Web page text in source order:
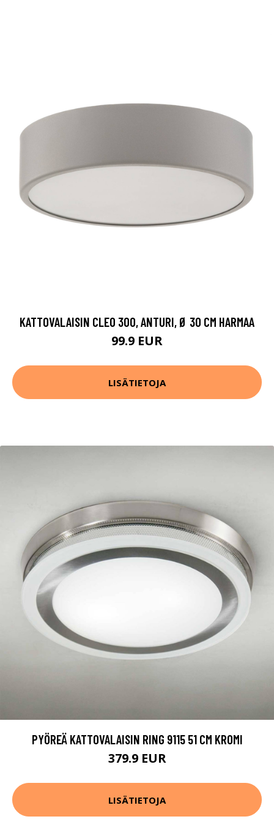
KATTOVALAISIN CLEO 300, ANTURI, Ø 30 CM HARMAA
99.9 EUR
LISÄTIETOJA
PYÖREÄ KATTOVALAISIN RING 9115 51 CM KROMI
379.9 EUR
LISÄTIETOJA